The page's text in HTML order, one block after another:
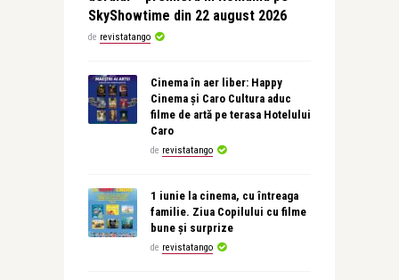
SkyShowtime din 22 august 2026
de revistatango
Cinema în aer liber: Happy
Cinema și Caro Cultura aduc
filme de artă pe terasa Hotelului
Caro
de revistatango
1 iunie la cinema, cu întreaga
familie. Ziua Copilului cu filme
bune și surprize
de revistatango